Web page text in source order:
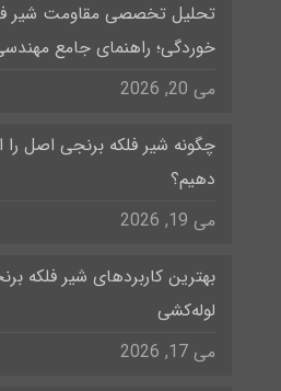
تحلیل تخصصی مقاومت شیر
خوردگی؛ راهنمای جامع
می 20, 2026
چگونه شیر فلکه برنجی اصل
دهیم؟
می 19, 2026
بهترین کاربردهای شیر فلکه
لوله‌کشی
می 17, 2026